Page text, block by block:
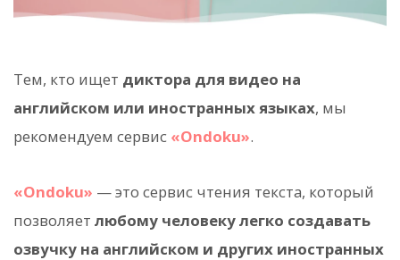
Тем, кто ищет диктора для видео на
английском или иностранных языках, мы
рекомендуем сервис «Ondoku».
«Ondoku» — это сервис чтения текста, который
позволяет любому человеку легко создавать
озвучку на английском и других иностранных